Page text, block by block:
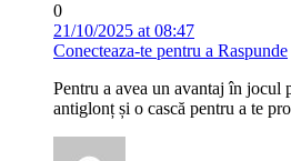
0
21/10/2025 at 08:47
Conecteaza-te pentru a Raspunde
Pentru a avea un avantaj în jocul
antiglonț și o cască pentru a te